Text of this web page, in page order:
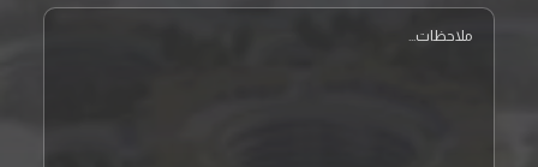
ملاحظات